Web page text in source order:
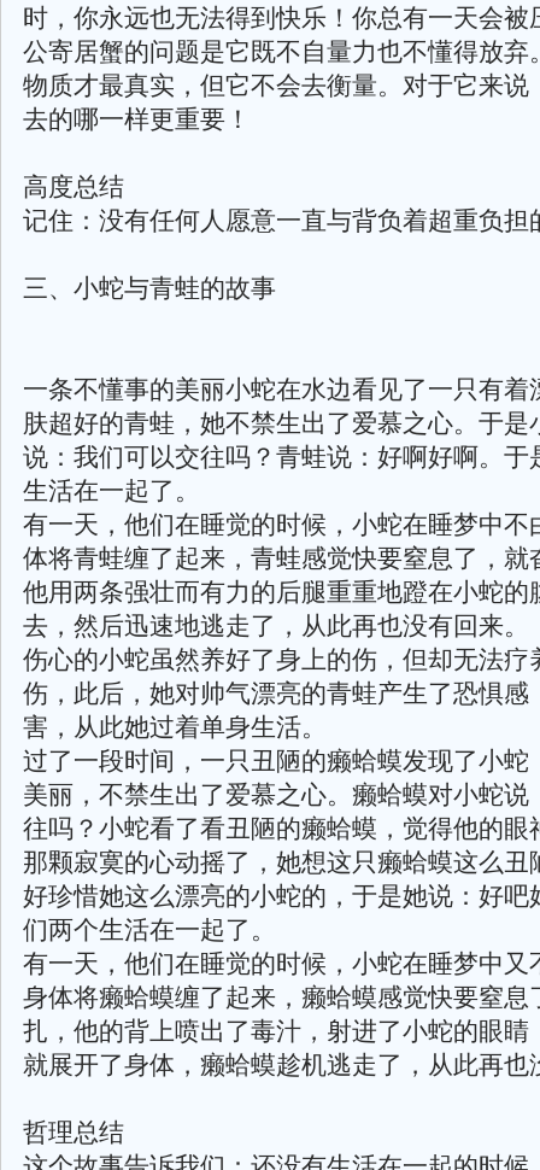
时，你永远也无法得到快乐！你总有一天会被
公寄居蟹的问题是它既不自量力也不懂得放弃
物质才最真实，但它不会去衡量。对于它来说
去的哪一样更重要！
高度总结
记住：没有任何人愿意一直与背负着超重负担
三、小蛇与青蛙的故事
一条不懂事的美丽小蛇在水边看见了一只有着
肤超好的青蛙，她不禁生出了爱慕之心。于是
说：我们可以交往吗？青蛙说：好啊好啊。于
生活在一起了。
有一天，他们在睡觉的时候，小蛇在睡梦中不
体将青蛙缠了起来，青蛙感觉快要窒息了，就
他用两条强壮而有力的后腿重重地蹬在小蛇的
去，然后迅速地逃走了，从此再也没有回来。
伤心的小蛇虽然养好了身上的伤，但却无法疗
伤，此后，她对帅气漂亮的青蛙产生了恐惧感
害，从此她过着单身生活。
过了一段时间，一只丑陋的癞蛤蟆发现了小蛇
美丽，不禁生出了爱慕之心。癞蛤蟆对小蛇说
往吗？小蛇看了看丑陋的癞蛤蟆，觉得他的眼
那颗寂寞的心动摇了，她想这只癞蛤蟆这么丑
好珍惜她这么漂亮的小蛇的，于是她说：好吧
们两个生活在一起了。
有一天，他们在睡觉的时候，小蛇在睡梦中又
身体将癞蛤蟆缠了起来，癞蛤蟆感觉快要窒息
扎，他的背上喷出了毒汁，射进了小蛇的眼睛
就展开了身体，癞蛤蟆趁机逃走了，从此再也
哲理总结